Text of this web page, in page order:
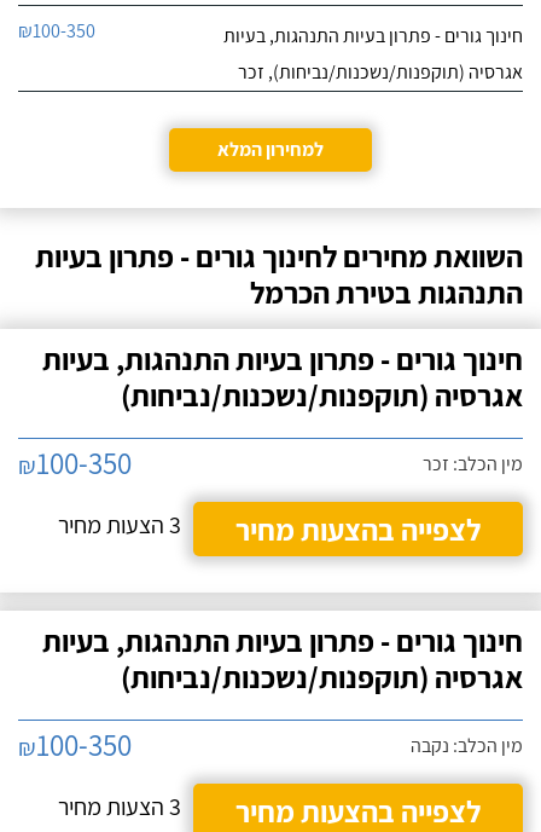
ניצן אילוף כלבים על הכנרת
לפרטי העסק
חייג עכשיו
חינוך גורים - פתרון בעיות התנהגות, בעיות
אגרסיה (תוקפנות/נשכנות/נביחות), זכר
₪100-350
למחירון המלא
השוואת מחירים לחינוך גורים - פתרון בעיות
התנהגות בטירת הכרמל
חינוך גורים - פתרון בעיות התנהגות, בעיות
אגרסיה (תוקפנות/נשכנות/נביחות)
מין הכלב: זכר ₪100-350
לצפייה בהצעות מחיר
3 הצעות מחיר
חינוך גורים - פתרון בעיות התנהגות, בעיות
אגרסיה (תוקפנות/נשכנות/נביחות)
מין הכלב: נקבה ₪100-350
לצפייה בהצעות מחיר
3 הצעות מחיר